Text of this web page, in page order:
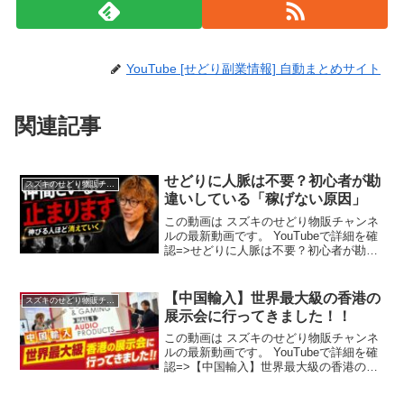
YouTube [せどり副業情報] 自動まとめサイト
関連記事
せどりに人脈は不要？初心者が勘
違いしている「稼げない原因」
この動画は スズキのせどり物販チャンネ
ルの最新動画です。 YouTubeで詳細を確
認=>せどりに人脈は不要？初心者が勘違
【中国輸入】世界最大級の香港の
展示会に行ってきました！！
この動画は スズキのせどり物販チャンネ
ルの最新動画です。 YouTubeで詳細を確
認=>【中国輸入】世界最大級の香港の展